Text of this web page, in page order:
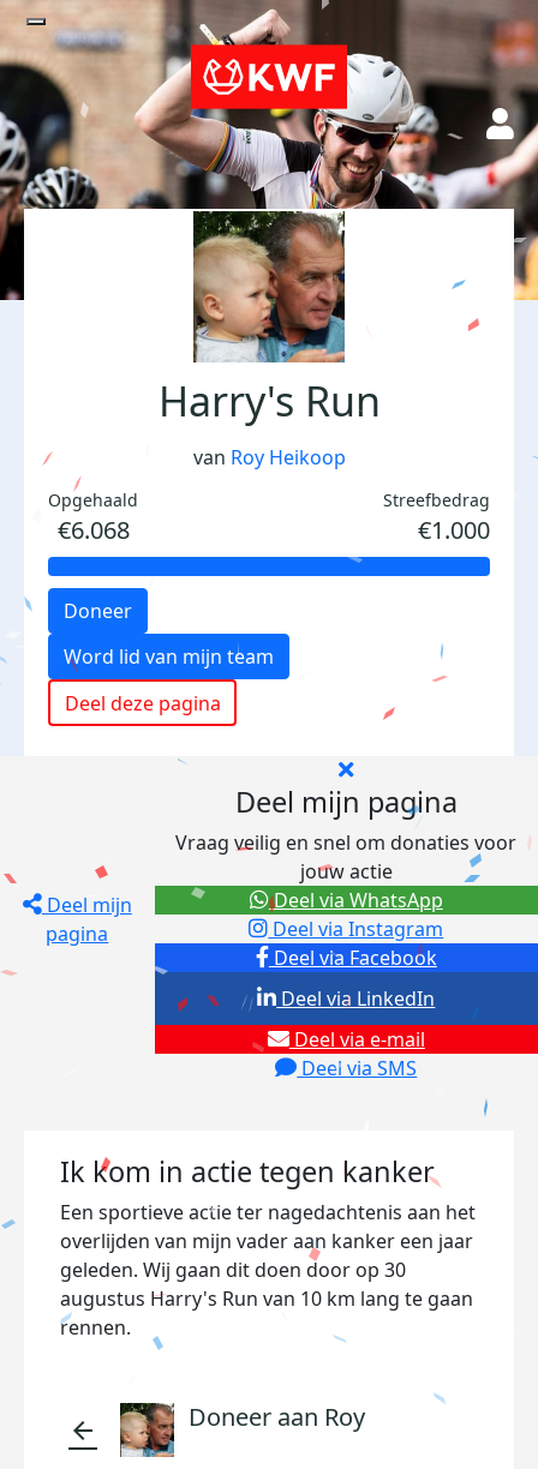
Harry's Run
van Roy Heikoop
Opgehaald
€6.068
Streefbedrag
€1.000
Doneer
Word lid van mijn team
Deel deze pagina
Deel mijn
pagina
Deel mijn pagina
Vraag veilig en snel om donaties voor
jouw actie
Deel via Facebook
Deel via Instagram
Deel via e-mail
Deel via SMS
Deel via LinkedIn
Deel via WhatsApp
Ik kom in actie tegen kanker
Een sportieve actie ter nagedachtenis aan het
overlijden van mijn vader aan kanker een jaar
geleden. Wij gaan dit doen door op 30
augustus Harry's Run van 10 km lang te gaan
rennen.
arrow_back Doneer aan Roy